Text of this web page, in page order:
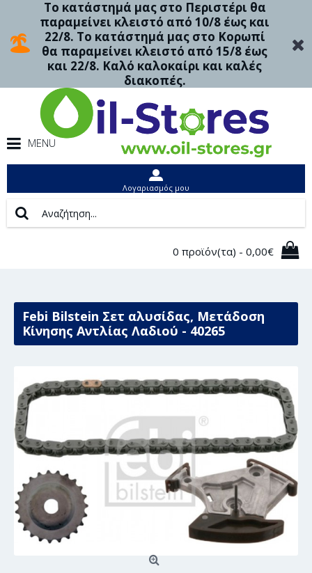
Το κατάστημά μας στο Περιστέρι θα
παραμείνει κλειστό από 10/8 έως και
22/8. Το κατάστημά μας στο Κορωπί
θα παραμείνει κλειστό από 15/8 έως
και 22/8. Καλό καλοκαίρι και καλές
διακοπές.
MENU
Λογαριασμός μου
0 προϊόν(τα) - 0,00€
Febi Bilstein Σετ αλυσίδας, Μετάδοση
Κίνησης Αντλίας Λαδιού - 40265